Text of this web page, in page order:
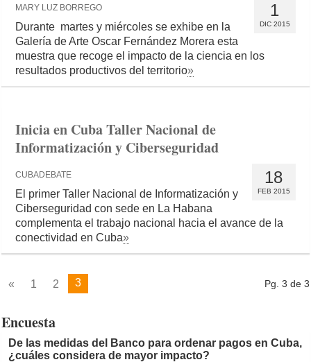
1
DIC 2015
MARY LUZ BORREGO
Durante martes y miércoles se exhibe en la
Galería de Arte Oscar Fernández Morera esta
muestra que recoge el impacto de la ciencia en los
resultados productivos del territorio»
Inicia en Cuba Taller Nacional de
Informatización y Ciberseguridad
18
FEB 2015
CUBADEBATE
El primer Taller Nacional de Informatización y
Ciberseguridad con sede en La Habana
complementa el trabajo nacional hacia el avance de la
conectividad en Cuba»
Pg. 3 de 3
« 1 2 3
Encuesta
De las medidas del Banco para ordenar pagos en Cuba,
¿cuáles considera de mayor impacto?